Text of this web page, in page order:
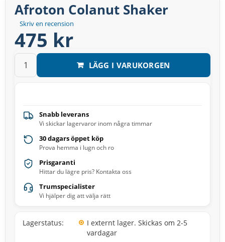
Skriv en recension
Afroton Colanut Shaker
475 kr
LÄGG I VARUKORGEN
Snabb leverans
Vi skickar lagervaror inom några timmar
30 dagars öppet köp
Prova hemma i lugn och ro
Prisgaranti
Hittar du lägre pris? Kontakta oss
Trumspecialister
Vi hjälper dig att välja rätt
Lagerstatus
I externt lager. Skickas om 2-5
vardagar